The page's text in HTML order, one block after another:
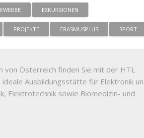
EXKURSIONEN
PROJEKTE ERASMUSPLUS SPORT
von Österreich finden Sie mit der HTL
Ausbildungsstätte für Elektronik
Elektrotechnik sowie Biomedizin- und